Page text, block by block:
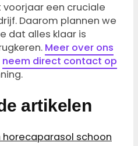
een cruciale
Daarom plannen we
dat alles klaar is
Meer over ons
neem direct contact op
artikelen
schoon